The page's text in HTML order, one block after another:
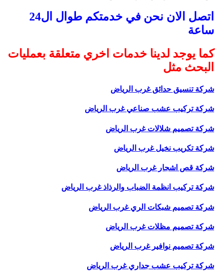
اتصل الان نحن في خدمتكم طوال ال24
ساعة
كما يوجد لدينا خدمات اخري متعلقة بعمليات
البحث مثل
شركة تنسيق حدائق غرب الرياض
شركة تركيب عشب صناعي غرب الرياض
شركة تصميم شلالات غرب الرياض
شركة تكريب نخيل غرب الرياض
شركة قص اشجار غرب الرياض
شركة تركيب انظمة الضباب والرذاذ غرب الرياض
شركة تصميم شبكات الري غرب الرياض
شركة تصميم مظلات غرب الرياض
شركة تصميم نوافير غرب الرياض
شركة تركيب عشب جداري غرب الرياض